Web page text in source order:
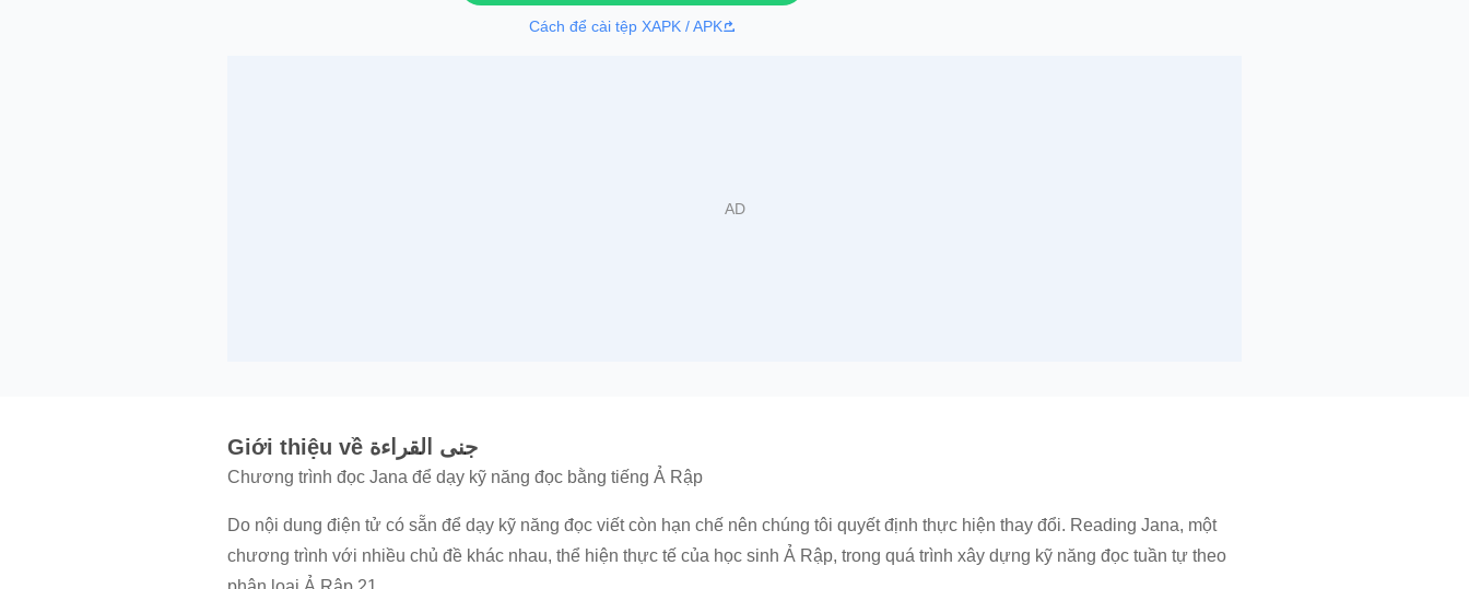
Cách để cài tệp XAPK / APK
Giới thiệu về جنى القراءة
Chương trình đọc Jana để dạy kỹ năng đọc bằng tiếng Ả Rập
Do nội dung điện tử có sẵn để dạy kỹ năng đọc viết còn hạn chế nên chúng tôi quyết định thực hiện thay đổi. Reading Jana, một
chương trình với nhiều chủ đề khác nhau, thể hiện thực tế của học sinh Ả Rập, trong quá trình xây dựng kỹ năng đọc tuần tự theo